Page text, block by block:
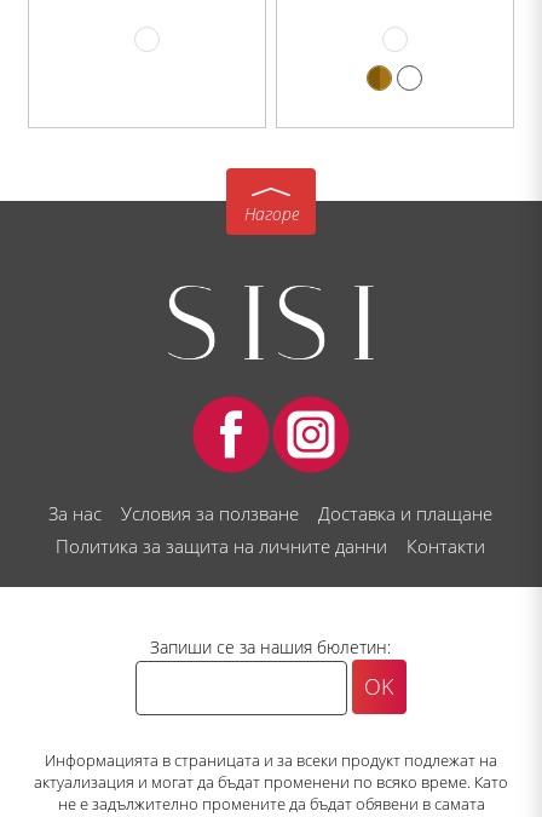
Нагоре
За нас Условия за ползване
Доставка и плащане
Политика за защита на личните данни
Контакти
Запиши се за нашия бюлетин:
Информацията в страницата и за всеки продукт подлежат на
актуализация и могат да бъдат променени по всяко време. Като
не е задължително промените да бъдат обявени в самата